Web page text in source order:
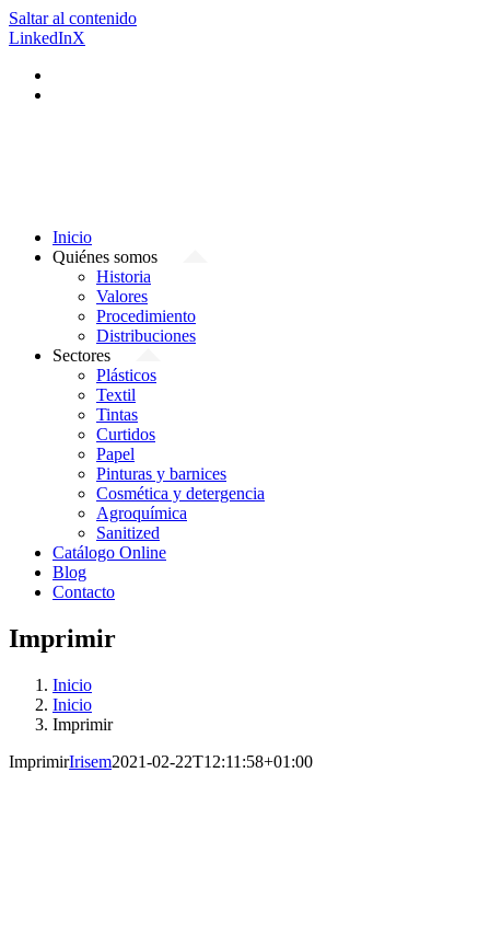
Saltar al contenido
LinkedInX
Inicio
Quiénes somos
Historia
Valores
Procedimiento
Distribuciones
Sectores
Plásticos
Textil
Tintas
Curtidos
Papel
Pinturas y barnices
Cosmética y detergencia
Agroquímica
Sanitized
Catálogo Online
Blog
Contacto
Imprimir
Inicio
Inicio
Imprimir
ImprimirIrisem2021-02-22T12:11:58+01:00